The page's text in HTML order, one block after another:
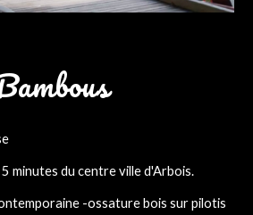
minutes du centre ville d'Arbois.
-ossature bois sur pilotis